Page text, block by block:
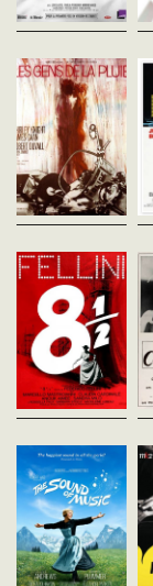
Les
pluie
Etats-
vost -
Une
de
se...
8 1/2
vost -
Le
en
crise
La
Etats-
vost -
Dès 8
le
von